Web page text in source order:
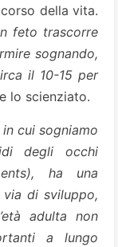
della vita.
feto trascorre
sognando,
il 10-15 per
lo scienziato.
cui sogniamo
degli occhi
ha una
di sviluppo,
adulta non
a lungo